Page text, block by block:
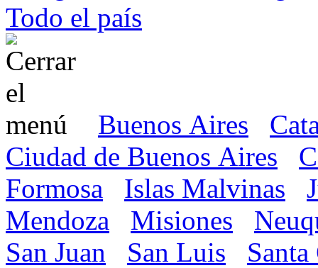
Todo el país
Buenos Aires
Ciudad de Buenos Aires
Formosa
Islas Malvinas
Mendoza
Misiones
San Juan
San Luis